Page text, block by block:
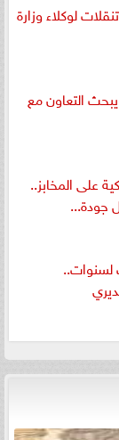
لوكلاء وزارة
يبحث التعاون مع
على المخابز..
جودة...
لسنوات..